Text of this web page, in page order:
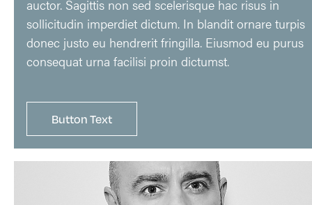
auctor. Sagittis non sed scelerisque hac risus in
sollicitudin imperdiet dictum. In blandit ornare turpis
donec justo eu hendrerit fringilla. Eiusmod eu purus
consequat urna facilisi proin dictumst.
Button Text